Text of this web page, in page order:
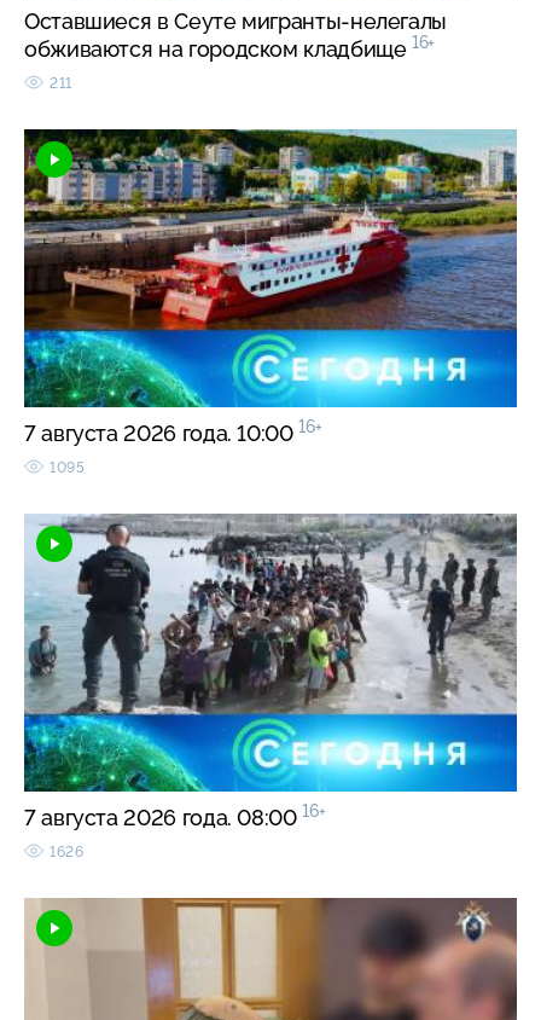
Оставшиеся в Сеуте мигранты-нелегалы
обживаются на городском кладбище 16+
211
7 августа 2026 года. 10:00 16+
1095
7 августа 2026 года. 08:00 16+
1626